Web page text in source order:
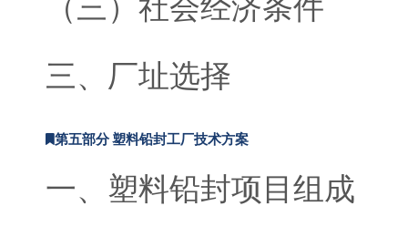
三、厂址选择
第五部分 塑料铅封工厂技术方案
一、塑料铅封项目组成